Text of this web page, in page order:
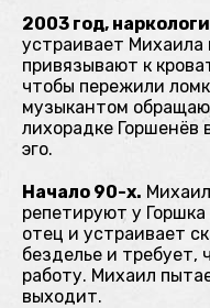
2003 год,
устраивает Михаила
привязывают к
чтобы пережили
музыкантом
лихорадке
эго.
Начало 90-х.
репетируют у
отец и устраивает
безделье и
работу. Михаил
выходит.